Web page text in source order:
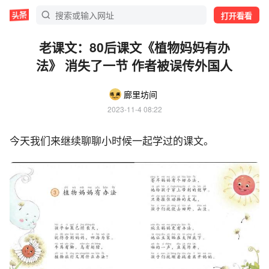
打开看看
老课文：80后课文《植物妈妈有办
法》 消失了一节 作者被误传外国人
廊里坊间
2023-11-4 08:22
今天我们来继续聊聊小时候一起学过的课文。